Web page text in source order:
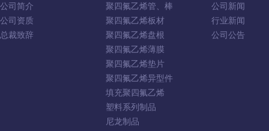
公司简介
公司资质
总裁致辞
聚四氟乙烯管、棒
聚四氟乙烯板材
聚四氟乙烯盘根
聚四氟乙烯薄膜
聚四氟乙烯垫片
聚四氟乙烯异型件
填充聚四氟乙烯
塑料系列制品
尼龙制品
公司新闻
行业新闻
公司公告